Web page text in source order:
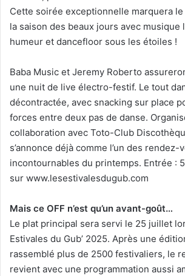
Cette soirée exceptionnelle marquera le
la saison des beaux jours avec musique
humeur et dancefloor sous les étoiles !
Baba Music et Jeremy Roberto
une nuit de live électro-festif. Le tout
décontractée, avec snacking sur place
forces entre deux pas de danse.
collaboration avec Toto-Club
s’annonce déjà comme l’un des rendez-
incontournables du printemps. Entrée :
sur www.lesestivalesdugub.com
Mais ce OFF n’est qu’un avant-goût…
Le plat principal sera servi le 25 juillet
Estivales du Gub’ 2025. Après une
rassemblé plus de 2500 festivaliers, le
revient avec une programmation aussi